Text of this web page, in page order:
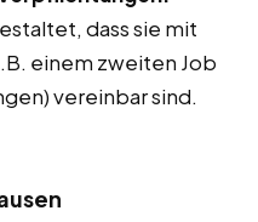
dass sie mit
einem zweiten Job
vereinbar sind.